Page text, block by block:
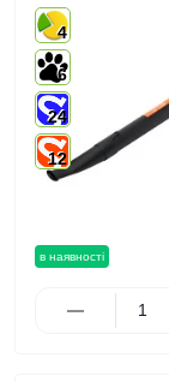
в наявності
4
6
24
12